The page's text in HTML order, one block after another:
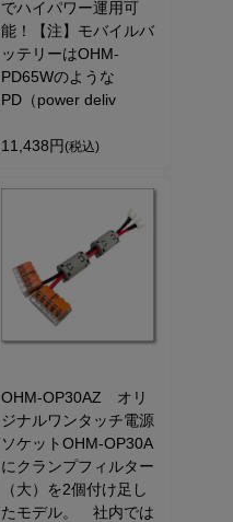
でハイパワー運用可
能！【注】モバイルバ
ッテリーはOHM-
PD65Wのような
PD（power deliv
11,438円 (税込)
OHM-OP30AZ オリ
ジナルワンタッチ電源
ソケットOHM-OP30A
にクランプフィルター
（大）を2個付け足し
たモデル。 社内では